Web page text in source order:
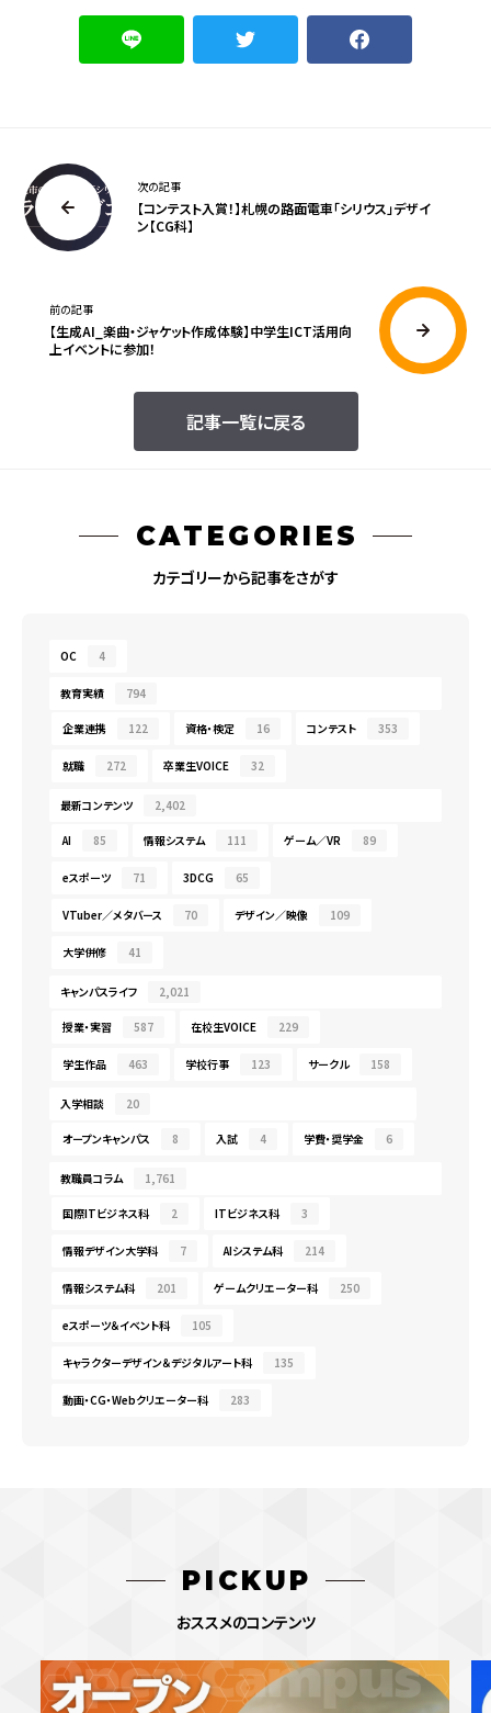
次の記事
【コンテスト入賞！】札幌の路面電車「シリウス」デザイ
ン【CG科】
記事一覧に戻る
前の記事
【生成AI_楽曲・ジャケット作成体験】中学生ICT活用向
上イベントに参加！
CATEGORIES
カテゴリーから記事をさがす
OC 4
教育実績 794
企業連携 122 資格・検定 16 コンテスト 353
就職 272 卒業生VOICE 32
最新コンテンツ 2,402
AI 85 情報システム 111 ゲーム／VR 89
eスポーツ 71 3DCG 65
VTuber／メタバース 70 デザイン／映像 109
大学併修 41
キャンパスライフ 2,021
授業・実習 587 在校生VOICE 229
学生作品 463 学校行事 123 サークル 158
入学相談 20
オープンキャンパス 8 入試 4 学費・奨学金 6
教職員コラム 1,761
国際ITビジネス科 2 ITビジネス科 3
情報デザイン大学科 7 AIシステム科 214
情報システム科 201 ゲームクリエーター科 250
eスポーツ＆イベント科 105
キャラクターデザイン＆デジタルアート科 135
動画・CG・Webクリエーター科 283
PICKUP
おススメのコンテンツ